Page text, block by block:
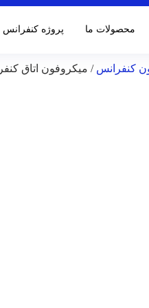
محصولات ما پروژه کنفرانس
کنفرانس / میکروفون اتاق